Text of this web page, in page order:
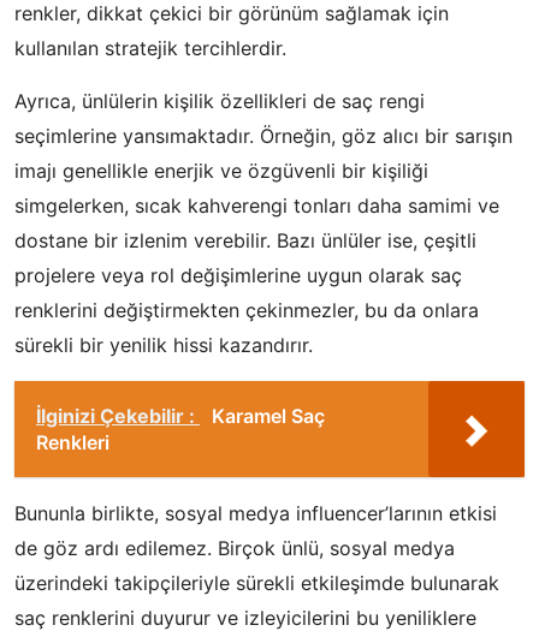
renkler, dikkat çekici bir görünüm sağlamak için
kullanılan stratejik tercihlerdir.
Ayrıca, ünlülerin kişilik özellikleri de saç rengi
seçimlerine yansımaktadır. Örneğin, göz alıcı bir sarışın
imajı genellikle enerjik ve özgüvenli bir kişiliği
simgelerken, sıcak kahverengi tonları daha samimi ve
dostane bir izlenim verebilir. Bazı ünlüler ise, çeşitli
projelere veya rol değişimlerine uygun olarak saç
renklerini değiştirmekten çekinmezler, bu da onlara
sürekli bir yenilik hissi kazandırır.
İlginizi Çekebilir :
Karamel Saç
Renkleri
Bununla birlikte, sosyal medya influencer’larının etkisi
de göz ardı edilemez. Birçok ünlü, sosyal medya
üzerindeki takipçileriyle sürekli etkileşimde bulunarak
saç renklerini duyurur ve izleyicilerini bu yeniliklere